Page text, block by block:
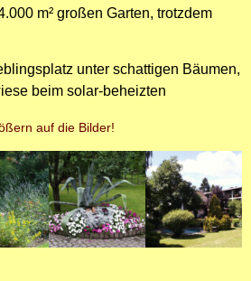
m² großen Garten, trotzdem
unter schattigen Bäumen,
beim solar-beheizten
auf die Bilder!